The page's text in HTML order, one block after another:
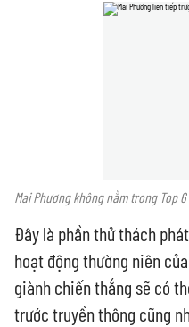
Mai Phương không nằm trong Top
Đây là phần thử thách
hoạt động thường niên
giành chiến thắng sẽ có
trước truyền thông cũng